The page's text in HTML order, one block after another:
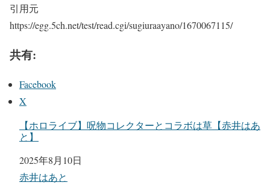
引用元
https://egg.5ch.net/test/read.cgi/sugiuraayano/1670067115/
共有:
Facebook
X
【ホロライブ】呪物コレクターとコラボは草【赤井はあ
と】
日付
2025年8月10日
関連理由
赤井はあと